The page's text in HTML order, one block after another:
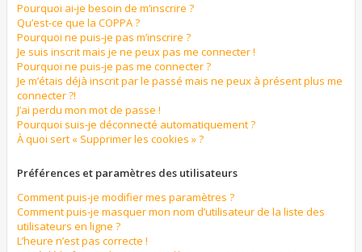
Pourquoi ai-je besoin de m’inscrire ?
Qu’est-ce que la COPPA ?
Pourquoi ne puis-je pas m’inscrire ?
Je suis inscrit mais je ne peux pas me connecter !
Pourquoi ne puis-je pas me connecter ?
Je m’étais déjà inscrit par le passé mais ne peux à présent plus me
connecter ?!
J’ai perdu mon mot de passe !
Pourquoi suis-je déconnecté automatiquement ?
À quoi sert « Supprimer les cookies » ?
Préférences et paramètres des utilisateurs
Comment puis-je modifier mes paramètres ?
Comment puis-je masquer mon nom d’utilisateur de la liste des
utilisateurs en ligne ?
L’heure n’est pas correcte !